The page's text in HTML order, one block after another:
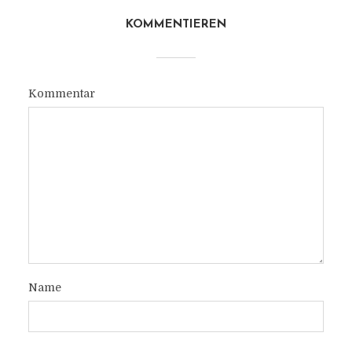
KOMMENTIEREN
Kommentar
Name